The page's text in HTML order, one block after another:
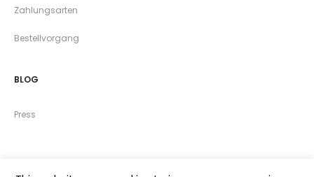
Zahlungsarten
Bestellvorgang
BLOG
Press